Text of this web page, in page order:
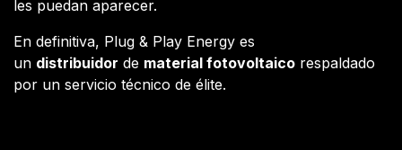
les puedan aparecer.
En definitiva, Plug & Play Energy es
un distribuidor de material fotovoltaico respaldado
por un servicio técnico de élite.